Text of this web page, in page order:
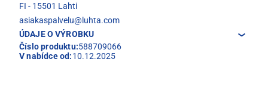
FI - 15501 Lahti
asiakaspalvelu@luhta.com
ÚDAJE O VÝROBKU
Číslo produktu:588709066
V nabídce od:10.12.2025